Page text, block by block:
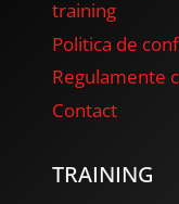
n
a
training
Politica de
Regulamente
Contact
TRAINING